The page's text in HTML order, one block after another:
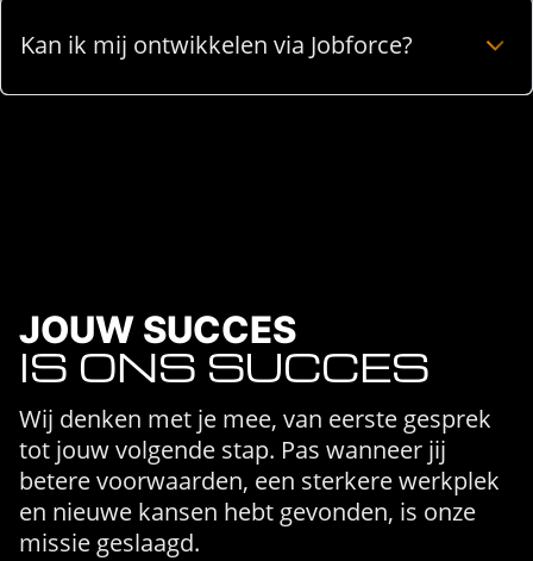
Kan ik mij ontwikkelen via Jobforce?
JOUW SUCCES
IS ONS SUCCES
Wij denken met je mee, van eerste gesprek
tot jouw volgende stap. Pas wanneer jij
betere voorwaarden, een sterkere werkplek
en nieuwe kansen hebt gevonden, is onze
missie geslaagd.